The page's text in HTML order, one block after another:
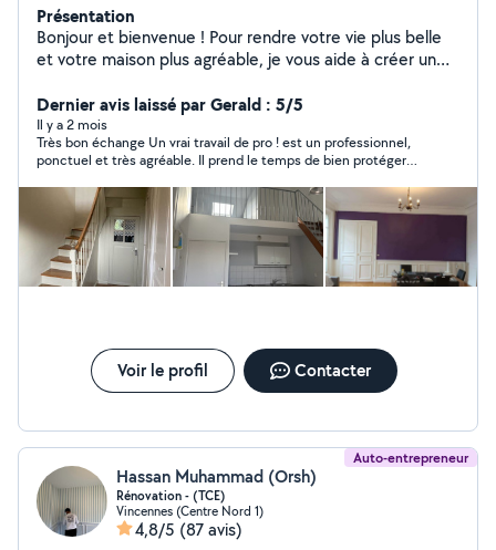
Présentation
Bonjour et bienvenue ! Pour rendre votre vie plus belle
et votre maison plus agréable, je vous aide à créer un
Entreprise de peinture Artisan peintre professionnel
avec 11 ans d'expérience, spécialisé dans la rénovation
intérieure et extérieure. Travail soigné, respect des
délais et finitions de haute qualité. Je vous garantis un
travail soigné, impeccable et durable, réalisé avec détail
et avec du matériel professionnel complet, avec l'appui
de mon équipe. Mes engagements : Travail détaillé
Finitions de haute qualité Résultat élégant et
harmonieux Intervention rapide et professionnelle Devis
Dernier avis laissé par Gerald : 5/5
Il y a 2 mois
Très bon échange Un vrai travail de pro ! est un professionnel,
ponctuel et très agréable. Il prend le temps de bien protéger
est au dessus de nos attentes ! Je recommande vivement !!
Merci à vous !
Voir le profil Contacter
Auto-entrepreneur
Hassan Muhammad (Orsh)
Rénovation - (TCE)
Vincennes (Centre Nord 1)
4,8/5 (87 avis)